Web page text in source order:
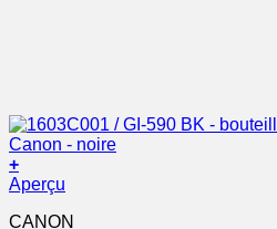
+
Aperçu
CANON